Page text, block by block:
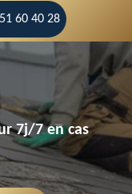
60 40 28
7j/7 en cas